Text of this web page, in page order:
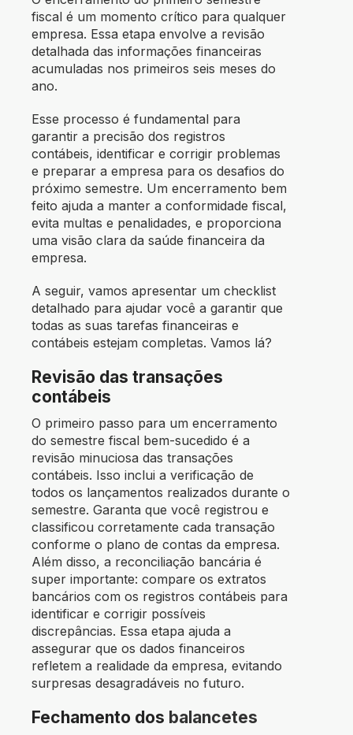
fiscal é um momento crítico para qualquer
empresa. Essa etapa envolve a revisão
detalhada das informações financeiras
acumuladas nos primeiros seis meses do
ano.
Esse processo é fundamental para
garantir a precisão dos registros
contábeis, identificar e corrigir problemas
e preparar a empresa para os desafios do
próximo semestre. Um encerramento bem
feito ajuda a manter a conformidade fiscal,
evita multas e penalidades, e proporciona
uma visão clara da saúde financeira da
empresa.
A seguir, vamos apresentar um checklist
detalhado para ajudar você a garantir que
todas as suas tarefas financeiras e
contábeis estejam completas. Vamos lá?
Revisão das transações
contábeis
O primeiro passo para um encerramento
do semestre fiscal bem-sucedido é a
revisão minuciosa das transações
contábeis. Isso inclui a verificação de
todos os lançamentos realizados durante o
semestre. Garanta que você registrou e
classificou corretamente cada transação
conforme o plano de contas da empresa.
Além disso, a reconciliação bancária é
super importante: compare os extratos
bancários com os registros contábeis para
identificar e corrigir possíveis
discrepâncias. Essa etapa ajuda a
assegurar que os dados financeiros
refletem a realidade da empresa, evitando
surpresas desagradáveis no futuro.
Fechamento dos balancetes